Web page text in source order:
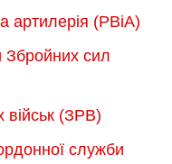
артилерія (РВіА)
Збройних сил
військ (ЗРВ)
служби